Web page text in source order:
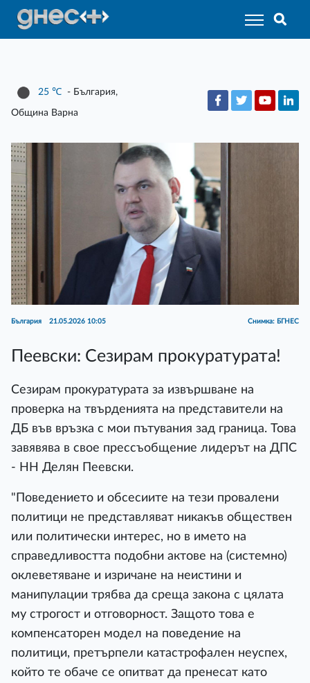
25 ℃ - България,
Община Варна
България 21.05.2026 10:05 Снимка: БГНЕС
Пеевски: Сезирам прокуратурата!
Сезирам прокуратурата за извършване на
проверка на твърденията на представители на
ДБ във връзка с мои пътувания зад граница. Това
завявява в свое прессъобщение лидерът на ДПС
- НН Делян Пеевски.
"Поведението и обсесиите на тези провалени
политици не представляват никакъв обществен
или политически интерес, но в името на
справедливостта подобни актове на (системно)
оклеветяване и изричане на неистини и
манипулации трябва да среща закона с цялата
му строгост и отговорност. Защото това е
компенсаторен модел на поведение на
политици, претърпели катастрофален неуспех,
който те обаче се опитват да пренесат като